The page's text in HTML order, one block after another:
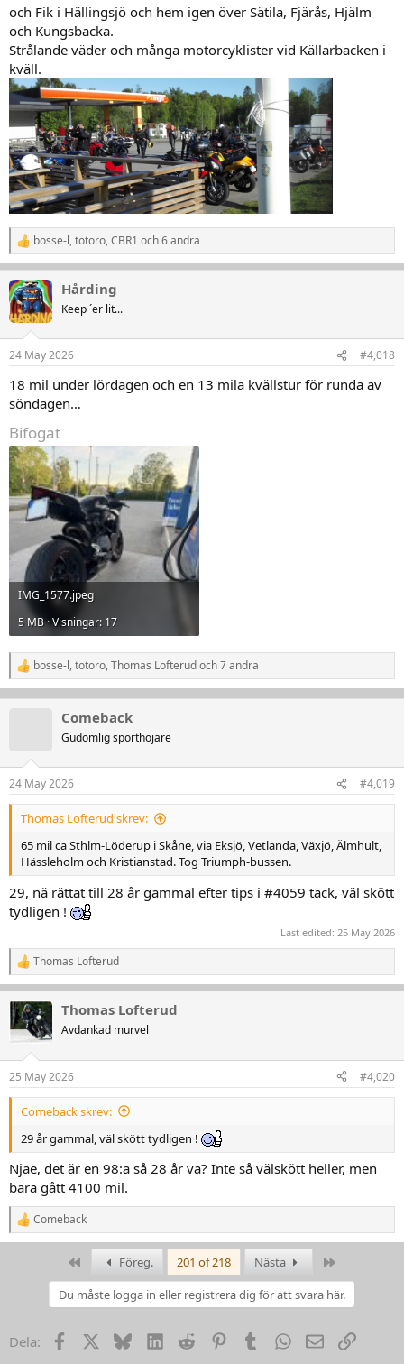
och Fik i Hällingsjö och hem igen över Sätila, Fjärås, Hjälm
och Kungsbacka.
Strålande väder och många motorcyklister vid Källarbacken i
kväll.
R
e
a
k
t
i
e
:
bosse-l,totoro,CBR1 och 6 andra
Hårding
Keep ´er lit...
24 May 2026 #4,018
18 mil under lördagen och en 13 mila kvällstur för runda av
söndagen…
Bifogat
IMG_1577.jpeg
5 MB · Visningar: 17
R
e
a
n
e
r
bosse-l,totoro,Thomas Lofterudoch 7 andra
Comeback
Gudomlig sporthojare
24 May 2026 #4,019
Thomas Lofterud skrev:
65 mil ca Sthlm-Löderup i Skåne, via Eksjö, Vetlanda, Växjö, Älmhult,
Hässleholm och Kristianstad. Tog Triumph-bussen.
29, nä rättat till 28 år gammal efter tips i #4059 tack, väl skött
tydligen !
Last edited: 25 May 2026
R
e
k
t
i
e
r
Thomas Lofterud
Thomas Lofterud
Avdankad murvel
25 May 2026 #4,020
Comeback skrev:
29 år gammal, väl skött tydligen !
Njae, det är en 98:a så 28 år va? Inte så välskött heller, men
bara gått 4100 mil.
R
e
e
Comeback
Föreg. 201 of 218 Nästa
Du måste logga in eller registrera dig för att svara här.
Dela: Facebook BlueskyLinkedIn
Reddit PinterestTumblrWhatsApp
EmailLink